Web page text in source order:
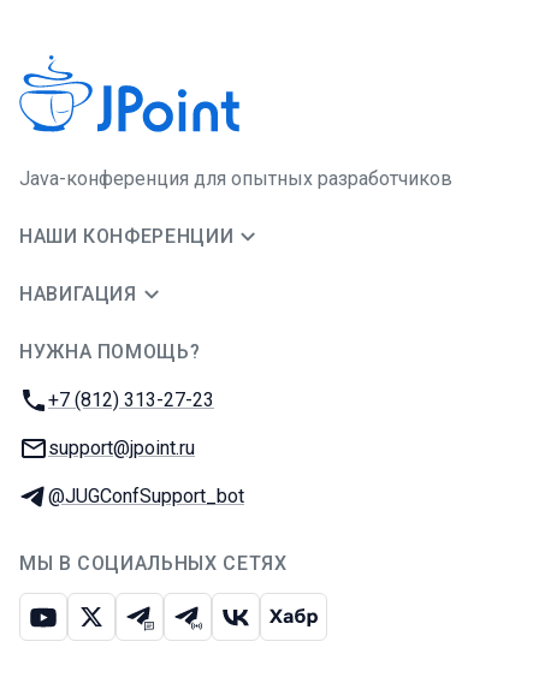
Java-конференция для опытных разработчиков
НАШИ КОНФЕРЕНЦИИ
НАВИГАЦИЯ
НУЖНА ПОМОЩЬ?
Телефон:
+7 (812) 313-27-23
E-mail:
support@jpoint.ru
Телеграм:
@JUGConfSupport_bot
МЫ В СОЦИАЛЬНЫХ СЕТЯХ
ЮтубИкс Телеграм-чат
Телеграм-канал
ВКонтакте
Хабр